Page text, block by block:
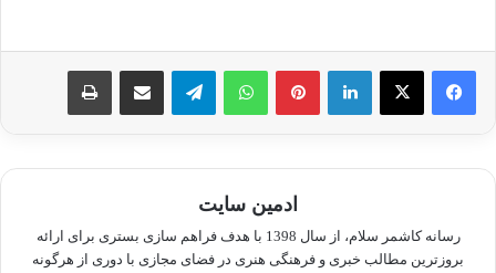
لینکدین پینترستواتس آپ تلگرام اشتراک گذاری از طریق ایمیل چاپ
ادمین سایت
رسانه کاشمر سلام، از سال 1398 با هدف فراهم سازی بستری برای ارائه
بروزترین مطالب خبری و فرهنگی هنری در فضای مجازی با دوری از هرگونه